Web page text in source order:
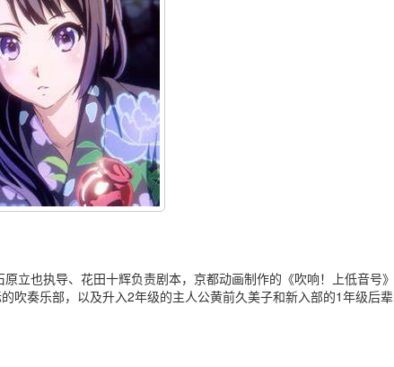
立也执导、花田十辉负责剧本，京都动画制作的《吹响！上低音号》
吹奏乐部，以及升入2年级的主人公黄前久美子和新入部的1年级后辈